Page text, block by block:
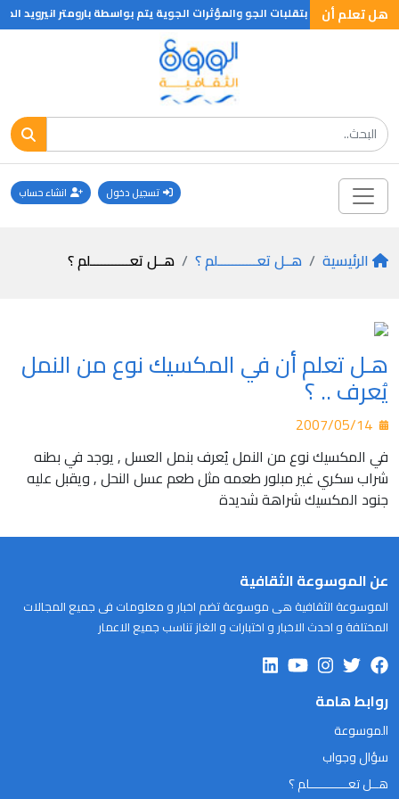
هل تعلم أن
هل تعلم ان اتنبؤ بتقلبات الجو والمؤثرات الجوية يتم بواسطة بارومتر انيرويد
تسجيل دخول انشاء حساب
الرئيسية هــل تعـــــــــــلم ؟ هــل تعـــــــــــلم ؟
هـل تعلم أن في المكسيك نوع من النمل
يُعرف .. ؟
في المكسيك نوع من النمل يُعرف بنمل العسل , يوجد في بطنه
شراب سكري غير مبلور طعمه مثل طعم عسل النحل , ويقبل عليه
جنود المكسيك شراهة شديدة
عن الموسوعة الثقافية
الموسوعة الثقافية هى موسوعة تضم اخبار و معلومات فى جميع المجالات
المختلفة و احدث الاخبار و اختبارات و الغاز تناسب جميع الاعمار
روابط هامة
الموسوعة
سؤال وجواب
هــل تعـــــــــــلم ؟